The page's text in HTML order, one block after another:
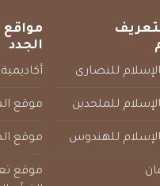
للنصارى
للملحدين
للهندوس
مواقع
الجدد
موقع
موقع
موقع